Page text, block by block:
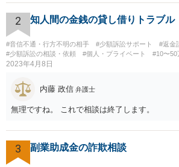
にあたってはそれらの書面や証拠を拝見しない
ですので、書面などをもってお近くの法律事
ンを受けることをお勧めします。
2 知人間の金銭の貸し借りトラブル
#音信不通・行方不明の相手 #少額訴訟サポート
#返金
#少額訴訟の相談・依頼
#個人・プライベート #10〜50
2023年4月8日
内藤 政信 弁護士
無理ですね。 これで相談は終了します。
3 副業助成金の詐欺相談